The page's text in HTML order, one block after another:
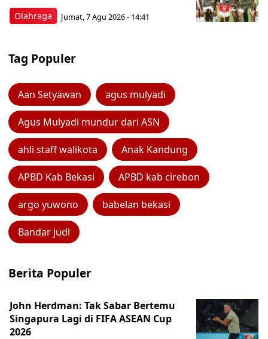
Olahraga Jumat, 7 Agu 2026 - 14:41
Tag Populer
Aan Setyawan agus mulyadi
Agus Mulyadi mundur dari ASN
ahli staff walikota Anak Kandung
APBD Kab Bekasi APBD kab cirebon
argo yuwono babelan bekasi
Bandar judi
Berita Populer
John Herdman: Tak Sabar Bertemu
Singapura Lagi di FIFA ASEAN Cup
2026